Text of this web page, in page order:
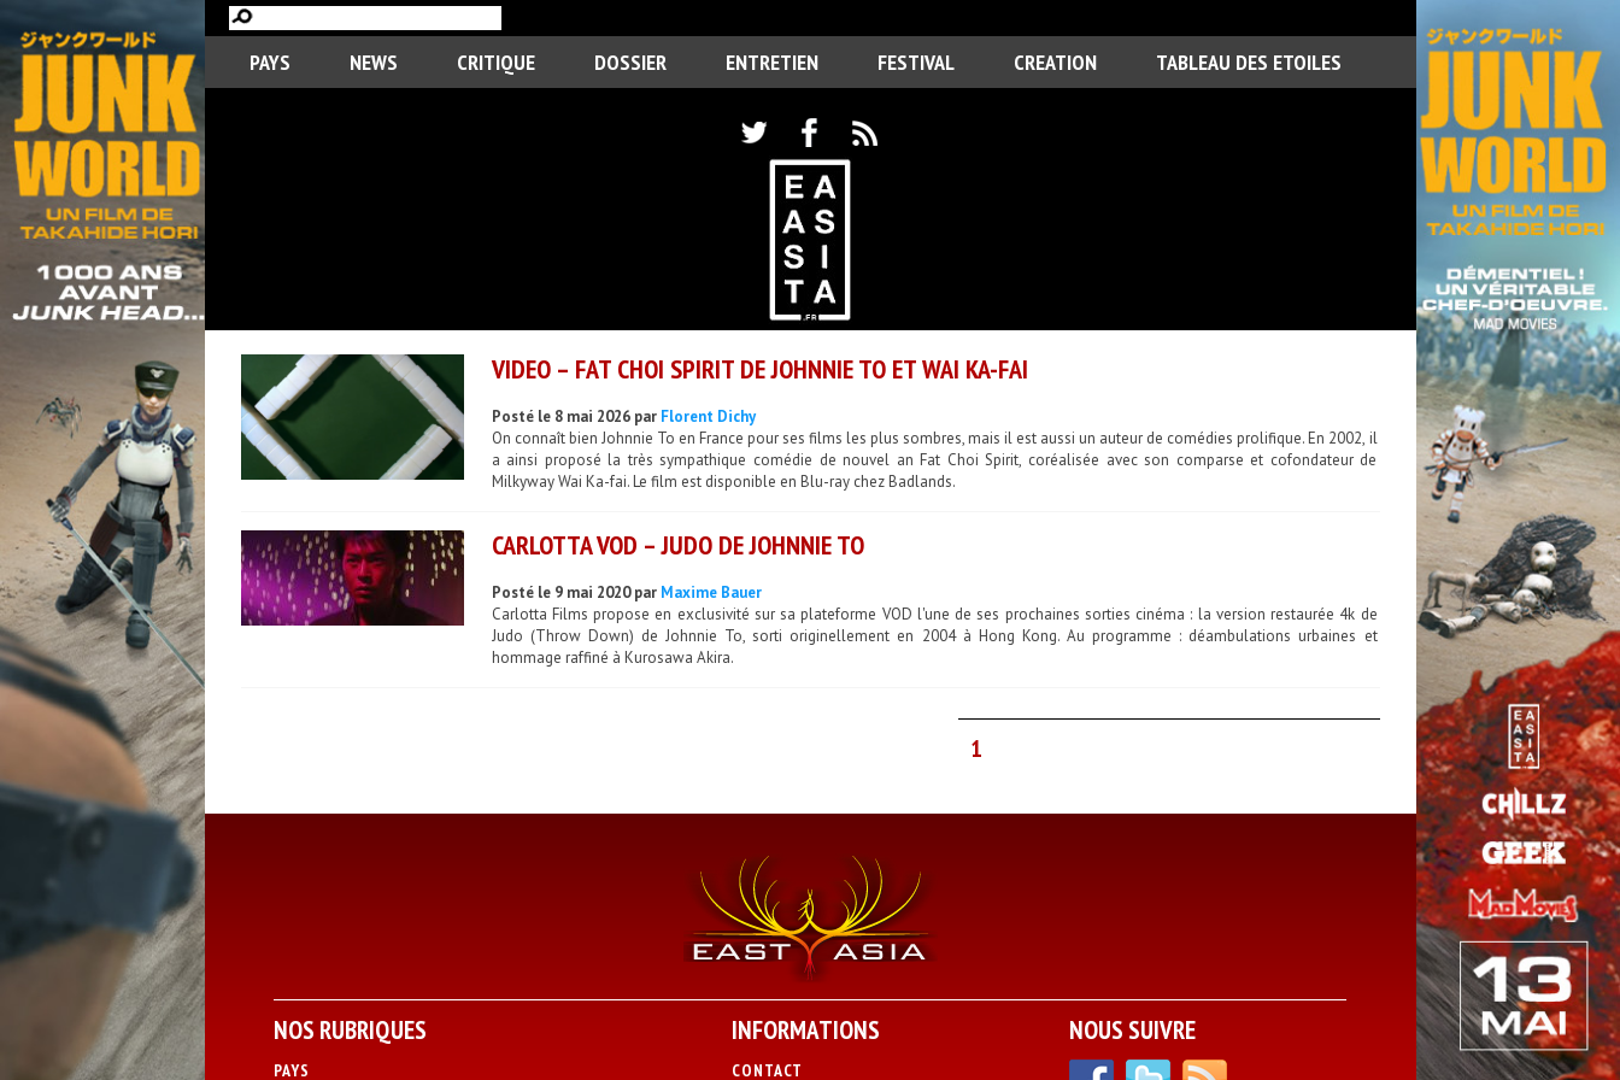
PAYS NEWS CRITIQUE DOSSIER ENTRETIEN FESTIVAL CREATION TABLEAU DES ETOILES
VIDEO – FAT CHOI SPIRIT DE JOHNNIE TO ET WAI KA-FAI
Posté le 8 mai 2026 par Florent Dichy
On connaît bien Johnnie To en France pour ses films les plus sombres, mais il est aussi un auteur de comédies prolifique. En 2002, il
a ainsi proposé la très sympathique comédie de nouvel an Fat Choi Spirit, coréalisée avec son comparse et cofondateur de
Milkyway Wai Ka-fai. Le film est disponible en Blu-ray chez Badlands.
CARLOTTA VOD – JUDO DE JOHNNIE TO
Posté le 9 mai 2020 par Maxime Bauer
Carlotta Films propose en exclusivité sur sa plateforme VOD l'une de ses prochaines sorties cinéma : la version restaurée 4k de
Judo (Throw Down) de Johnnie To, sorti originellement en 2004 à Hong Kong. Au programme : déambulations urbaines et
hommage raffiné à Kurosawa Akira.
1
NOS RUBRIQUES
PAYS
INFORMATIONS
CONTACT
NOUS SUIVRE